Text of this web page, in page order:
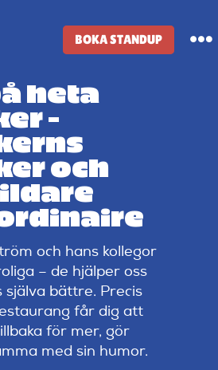
BOKA STANDUP
heta
–
och
och hans kollegor
– de hjälper oss
bättre. Precis
får dig att
för mer, gör
med sin humor.